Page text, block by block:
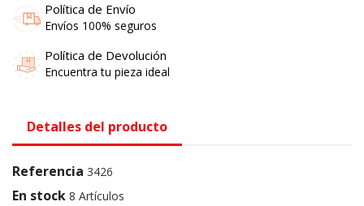
Política de Envío
Envíos 100% seguros
Política de Devolución
Encuentra tu pieza ideal
Detalles del producto
Referencia 3426
En stock 8 Artículos